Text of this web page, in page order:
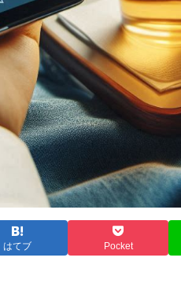
はてブ Pocket